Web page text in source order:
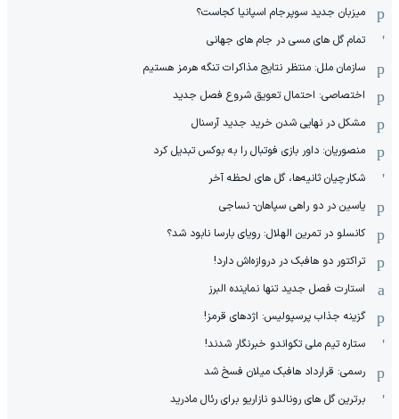
میزبان جدید سوپرجام اسپانیا کجاست؟
تمام گل های مسی در جام های جهانی
سازمان ملل: منتظر نتایج مذاکرات تنگه هرمز هستیم
اختصاصی: احتمال تعویق شروع فصل جدید
مشکل در نهایی شدن خرید جدید آرسنال
منصوریان: داور بازی فوتبال را به بوکس تبدیل کرد
شکارچیان ثانیه‌ها، گل های لحظه آخر
یاسین در دو راهی سپاهان- نساجی
کانسلو در تمرین الهلال: رویای بارسا نابود شد؟
تراکتور دو هافبک در دروازه‌اش دارد!
استارت فصل جدید تنها نماینده البرز
گزینه جذاب پرسپولیس: اژدهای قرمز!
ستاره تیم ملی تکواندو خبرنگار شدند!
رسمی: قرارداد هافبک میلان فسخ شد
برترین گل های رونالدو نازاریو برای رئال مادرید